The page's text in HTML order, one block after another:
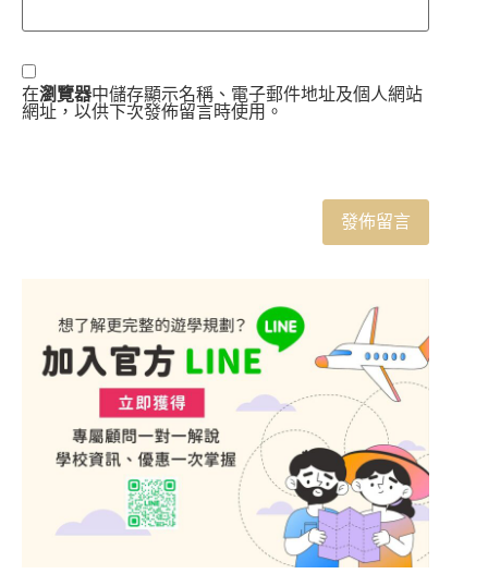
在瀏覽器中儲存顯示名稱、電子郵件地址及個人網站
網址，以供下次發佈留言時使用。